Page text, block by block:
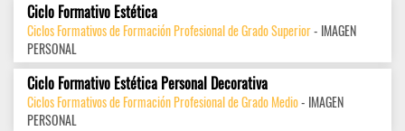
Ciclo Formativo Estética
Ciclos Formativos de Formación Profesional de Grado Superior- IMAGEN
PERSONAL
Ciclo Formativo Estética Personal Decorativa
Ciclos Formativos de Formación Profesional de Grado Medio- IMAGEN
PERSONAL